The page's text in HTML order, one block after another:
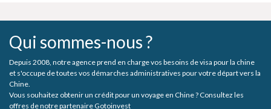
Qui sommes-nous ?
Depuis 2008, notre agence prend en charge vos besoins de visa pour la chine
et s'occupe de toutes vos démarches administratives pour votre départ vers la
Chine.
Vous souhaitez obtenir un crédit pour un voyage en Chine ? Consultez les
offres de notre partenaire Gotoinvest